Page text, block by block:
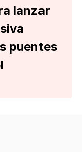
lanzar
puentes